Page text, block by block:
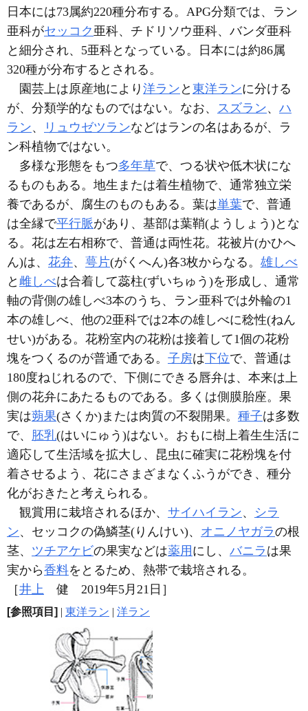
日本には73属約220種分布する。APG分類では、ラン
亜科がセッコク 亜科、チドリソウ亜科、バンダ亜科
と細分され、5亜科となっている。日本には約86属
320種が分布するとされる。
園芸上は原産地により 洋ラン と 東洋ランに分ける
が、分類学的なものではない。なお、 スズラン、 ハ
ラン、 リュウゼツランなどはランの名はあるが、ラ
ン科植物ではない。
多様な形態をもつ多年草で、つる状や低木状にな
るものもある。地生または着生植物で、通常独立栄
養であるが、腐生のものもある。葉は単葉で、普通
は全縁で平行脈があり、基部は葉鞘(ようしょう)とな
る。花は左右相称で、普通は両性花。花被片(かひへ
ん)は、 花弁、 萼片(がくへん)各3枚からなる。 雄しべ
と 雌しべは合着して蕊柱(ずいちゅう)を形成し、通常
軸の背側の雄しべ3本のうち、ラン亜科では外輪の1
本の雄しべ、他の2亜科では2本の雄しべに稔性(ねん
せい)がある。花粉室内の花粉は接着して1個の花粉
塊をつくるのが普通である。 子房は下位で、普通は
180度ねじれるので、下側にできる唇弁は、本来は上
側の花弁にあたるものである。多くは側膜胎座。果
実は蒴果(さくか)または肉質の不裂開果。 種子は多数
で、 胚乳(はいにゅう)はない。おもに樹上着生生活に
適応して生活域を拡大し、昆虫に確実に花粉塊を付
着させるよう、花にさまざまなくふうができ、種分
化がおきたと考えられる。
観賞用に栽培されるほか、 サイハイラン、 シラ
ン、セッコクの偽鱗茎(りんけい)、 オニノヤガラの根
茎、 ツチアケビの果実などは薬用 にし、 バニラ は果
実から香料をとるため、熱帯で栽培される。
［井上 健 2019年5月21日］
[参照項目] | 東洋ラン | 洋ラン